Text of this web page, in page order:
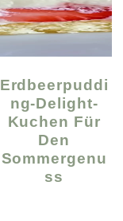
Erdbeerpuddi
Ng-Delight-
Kuchen Für
Den
Sommergenu
Ss